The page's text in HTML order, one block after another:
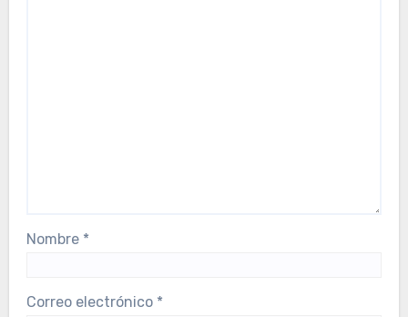
Nombre *
Correo electrónico *